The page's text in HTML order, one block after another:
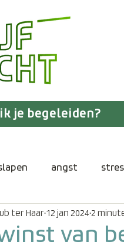
je begeleiden?
angst
boosheid verbinding
van
ter Haar 12 jan 2024 2